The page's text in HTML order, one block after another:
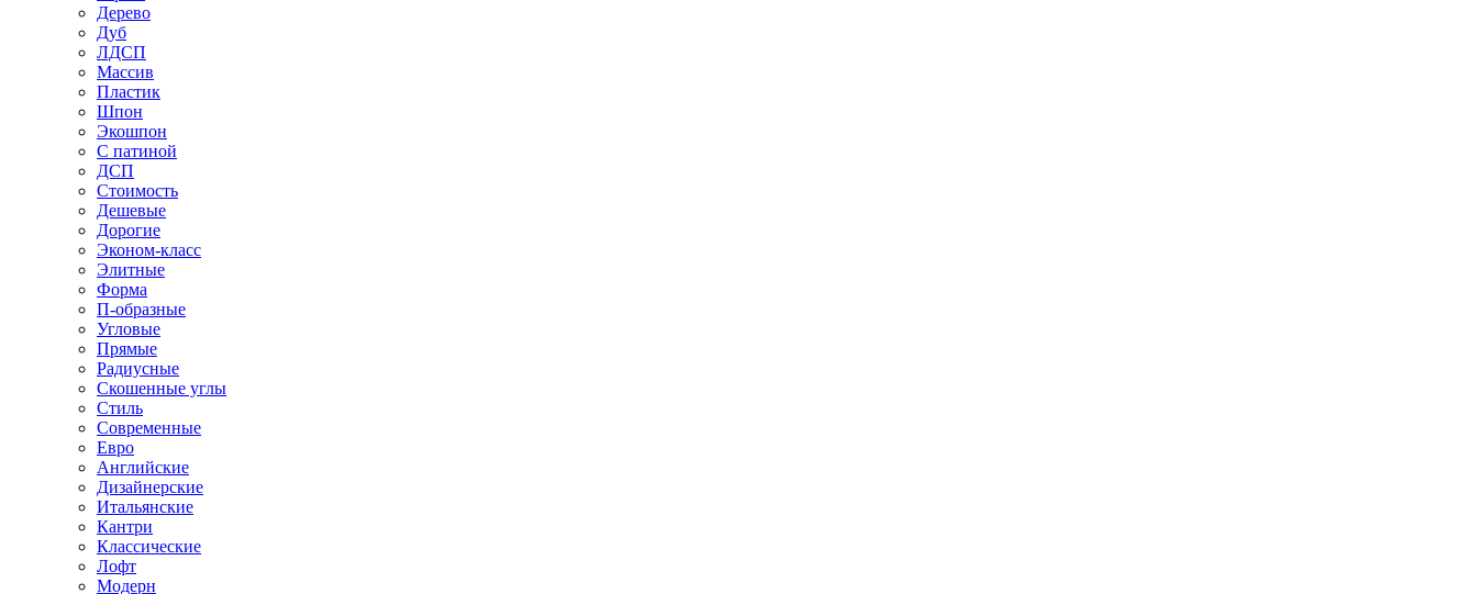
Дерево
Дуб
ЛДСП
Массив
Пластик
Шпон
Экошпон
С патиной
ДСП
Стоимость
Дешевые
Дорогие
Эконом-класс
Элитные
Форма
П-образные
Угловые
Прямые
Радиусные
Скошенные углы
Стиль
Современные
Евро
Английские
Дизайнерские
Итальянские
Кантри
Классические
Лофт
Модерн